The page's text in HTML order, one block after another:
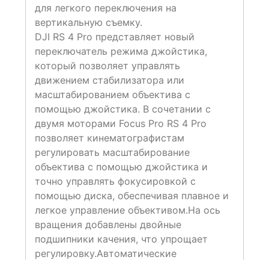
для легкого переключения на
вертикальную съемку.
DJI RS 4 Pro представляет новый
переключатель режима джойстика,
который позволяет управлять
движением стабилизатора или
масштабированием объектива с
помощью джойстика. В сочетании с
двумя моторами Focus Pro RS 4 Pro
позволяет кинематографистам
регулировать масштабирование
объектива с помощью джойстика и
точно управлять фокусировкой с
помощью диска, обеспечивая плавное и
легкое управление объективом.На ось
вращения добавлены двойные
подшипники качения, что упрощает
регулировку.Автоматические